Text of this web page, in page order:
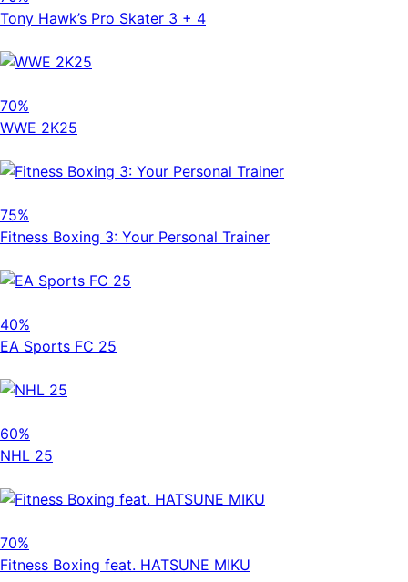
Tony Hawk’s Pro Skater 3 + 4
70%
WWE 2K25
75%
Fitness Boxing 3: Your Personal Trainer
40%
EA Sports FC 25
60%
NHL 25
70%
Fitness Boxing feat. HATSUNE MIKU